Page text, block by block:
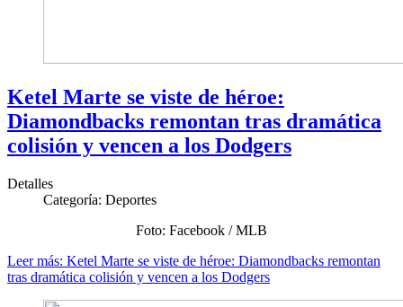
Ketel Marte se viste de héroe:
Diamondbacks remontan tras dramática
colisión y vencen a los Dodgers
Detalles
Categoría: Deportes
Foto: Facebook / MLB
Leer más: Ketel Marte se viste de héroe: Diamondbacks remontan
tras dramática colisión y vencen a los Dodgers